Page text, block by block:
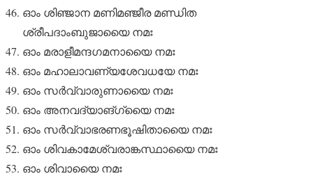
ഓം ശിഞ്ജാന മണിമഞ്ജീര മണ്ഡിത
ശ്രീപദാംബുജായൈ നമഃ
ഓം മരാളീമന്ദഗമനായൈ നമഃ
ഓം മഹാലാവണ്യശേവധയേ നമഃ
ഓം സർവ്വാരുണായൈ നമഃ
ഓം അനവദ്യാങ്ഗ്യൈ നമഃ
ഓം സർവ്വാഭരണഭൂഷിതായൈ നമഃ
ഓം ശിവകാമേശ്വരാങ്കസ്ഥായൈ നമഃ
ഓം ശിവായൈ നമഃ